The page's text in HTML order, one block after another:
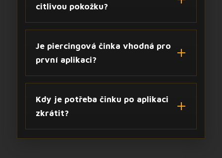
citlivou pokožku?
Je piercingová činka vhodná pro
první aplikaci?
Kdy je potřeba činku po aplikaci
zkrátit?